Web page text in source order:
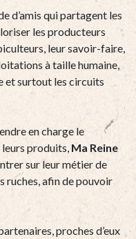
d’amis qui partagent les
les producteurs
leur savoir-faire,
à taille humaine,
et surtout les circuits
en charge le
produits, Ma Reine
sur leur métier de
ruches, afin de pouvoir
proches d’eux